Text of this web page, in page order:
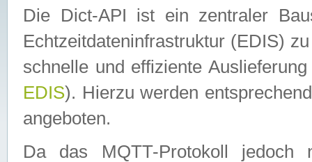
Die Dict-API ist ein zentraler
Echtzeitdateninfrastruktur (EDIS)
schnelle und effiziente
EDIS). Hierzu werden
angeboten.
Da das MQTT-Protokoll jedoch